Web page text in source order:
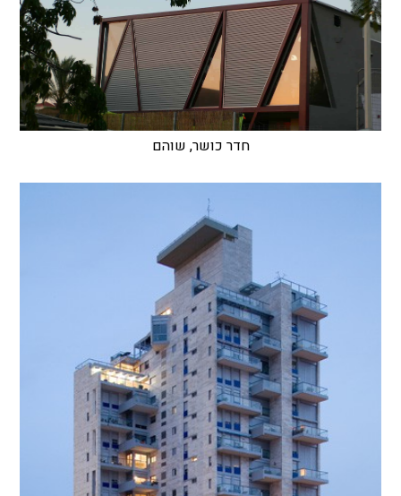
חדר כושר, שוהם